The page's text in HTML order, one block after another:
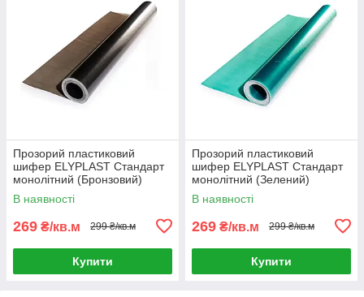
Прозорий пластиковий
шифер ELYPLAST Стандарт
монолітний (Бронзовий)
В наявності
269 ₴/кв.м 299 ₴/кв.м
Купити
Прозорий пластиковий
шифер ELYPLAST Стандарт
монолітний (Зелений)
В наявності
269 ₴/кв.м 299 ₴/кв.м
Купити